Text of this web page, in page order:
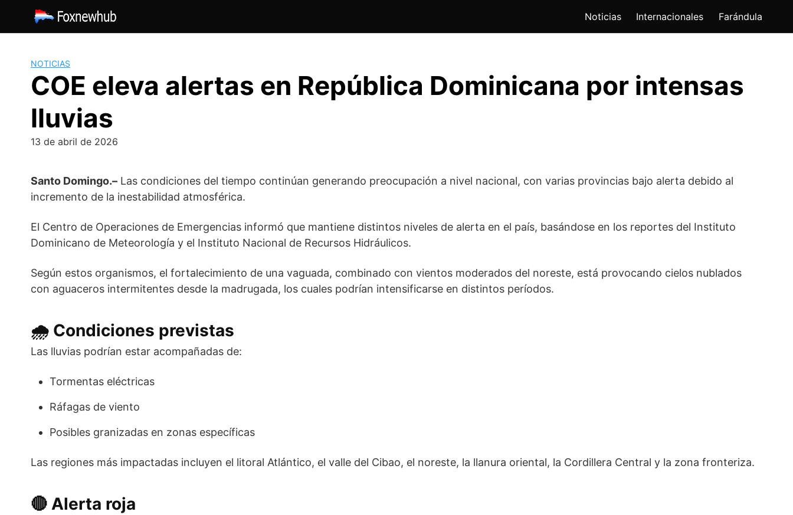
contenido
Noticias Internacionales Farándula
NOTICIAS
COE eleva alertas en República Dominicana por intensas
lluvias
13 de abril de 2026
Santo Domingo.– Las condiciones del tiempo continúan generando preocupación a nivel nacional, con varias provincias bajo alerta debido al
incremento de la inestabilidad atmosférica.
El Centro de Operaciones de Emergencias informó que mantiene distintos niveles de alerta en el país, basándose en los reportes del Instituto
Dominicano de Meteorología y el Instituto Nacional de Recursos Hidráulicos.
Según estos organismos, el fortalecimiento de una vaguada, combinado con vientos moderados del noreste, está provocando cielos nublados
con aguaceros intermitentes desde la madrugada, los cuales podrían intensificarse en distintos períodos.
🌧️ Condiciones previstas
Las lluvias podrían estar acompañadas de:
Tormentas eléctricas
Ráfagas de viento
Posibles granizadas en zonas específicas
Las regiones más impactadas incluyen el litoral Atlántico, el valle del Cibao, el noreste, la llanura oriental, la Cordillera Central y la zona fronteriza.
🔴 Alerta roja